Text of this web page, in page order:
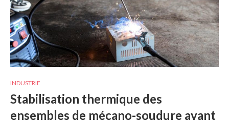
INDUSTRIE
Stabilisation thermique des
ensembles de mécano-soudure avant